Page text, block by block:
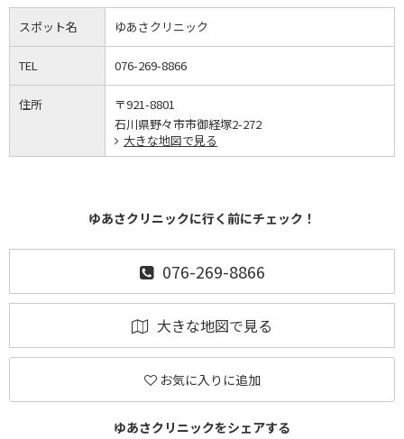
スポット名 ゆあさクリニック
TEL 076-269-8866
住所
〒921-8801
石川県野々市市御経塚2-272
大きな地図で見る
ゆあさクリニックに行く前にチェック！
076-269-8866
大きな地図で見る
お気に入りに追加
ゆあさクリニックをシェアする